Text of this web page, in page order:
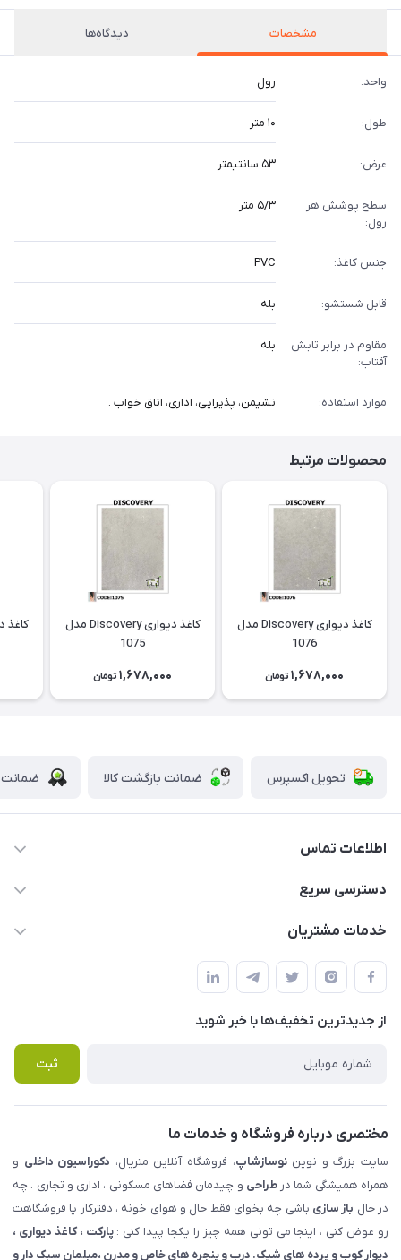
مشخصات دیدگاه‌ها
واحد: رول
طول: ۱۰ متر
عرض: ۵۳ سانتیمتر
سطح پوشش هر
رول:
۵/۳ متر
جنس کاغذ: PVC
قابل شستشو: بله
مقاوم در برابر تابش
آفتاب:
بله
موارد استفاده: نشیمن، پذیرایی، اداری، اتاق خواب .
محصولات مرتبط
کاغذ دیواری Discovery مدل
1076
1,678,000 تومان
کاغذ دیواری Discovery مدل
1075
1,678,000 تومان
تحویل اکسپرس ضمانت بازگشت کالا ضمانت
اطلاعات تماس
09123855612
املاک مدنی - نوساز شاپ
دسترسی سریع
حساب کاربری
لیست محصولات
درباره ما
خدمات مشتریان
قوانین و مقررات
حریم خصوصی
راهنما
پرسش های متداول
از جدید‌ترین تخفیف‌ها با‌ خبر شوید
ثبت
مختصری درباره فروشگاه و خدمات ما
سایت بزرگ و نویننوسازشاپ، فروشگاه آنلاین متریال، دکوراسیون داخلی و
همراه همیشگی شما درطراحی و چیدمان فضاهای مسکونی ، اداری و تجاری . چه
در حال باز سازی باشی چه بخوای فقط حال و هوای خونه ، دفترکار یا فروشگاهت
رو عوض کنی ، اینجا می تونی همه چیز را یکجا پیدا کنی :پارکت ، کاغذ دیواری ،
دیوار کوب و پرده های شیک. درب و پنجره های خاص و مدرن ،مبلمان سبک دار و